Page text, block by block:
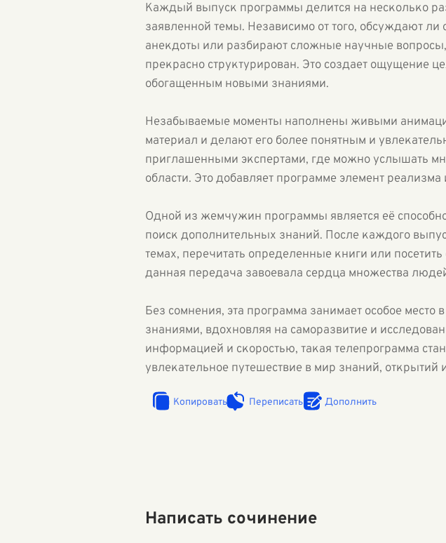
Каждый выпуск программы делится на несколько
заявленной темы. Независимо от того, обсуждают
анекдоты или разбирают сложные научные
прекрасно структурирован. Это создает ощущение
обогащенным новыми знаниями.
Незабываемые моменты наполнены живыми
материал и делают его более понятным и
приглашенными экспертами, где можно услышать
области. Это добавляет программе элемент
Одной из жемчужин программы является её
поиск дополнительных знаний. После каждого
темах, перечитать определенные книги или
данная передача завоевала сердца множества
Без сомнения, эта программа занимает особое
знаниями, вдохновляя на саморазвитие и
информацией и скоростью, такая телепрограмма
увлекательное путешествие в мир знаний,
Копировать Переписать Дополнить
Написать сочинение